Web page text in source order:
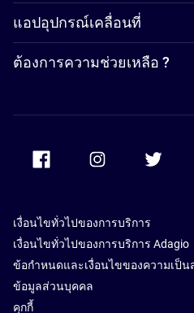
แอปอุปกรณ์เคลื่อนที่
ต้องการความช่วยเหลือ ?
Accor Facebook Accor
เงื่อนไขทั่วไปของการบริการ
เงื่อนไขทั่วไปของการบริการ Adagio
ข้อกำหนดและเงื่อนไขของความเป็น
ข้อมูลส่วนบุคคล
คุกกี้